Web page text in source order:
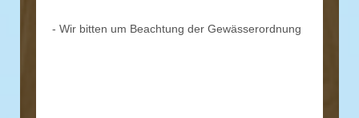
- Wir bitten um Beachtung der Gewässerordnung